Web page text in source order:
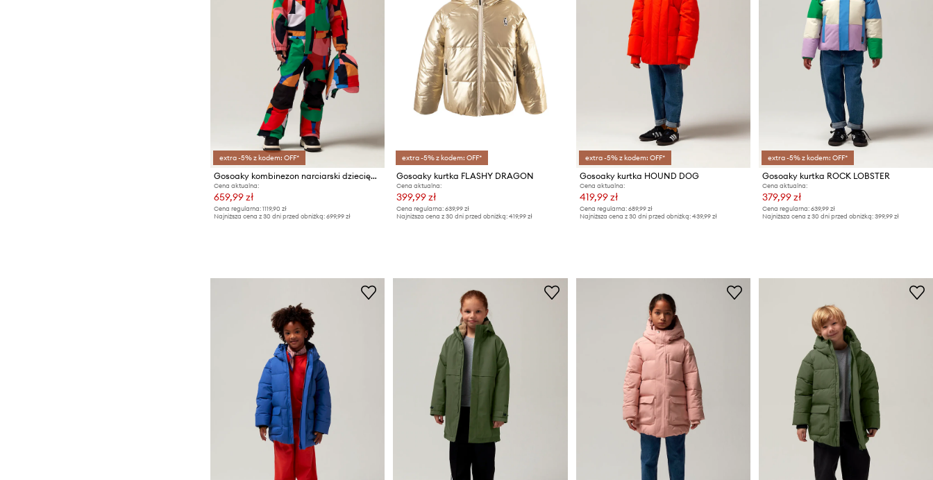
extra -5% z kodem: OFF*
Gosoaky kombinezon narciarski dziecięcy LAZY LAMA
Cena aktualna:
659,99 zł
Cena regularna: 1119,90 zł
Najniższa cena z 30 dni przed obniżką: 699,99 zł
extra -5% z kodem: OFF*
Gosoaky kurtka FLASHY DRAGON
Cena aktualna:
399,99 zł
Cena regularna: 639,99 zł
Najniższa cena z 30 dni przed obniżką: 419,99 zł
extra -5% z kodem: OFF*
Gosoaky kurtka HOUND DOG
Cena aktualna:
419,99 zł
Cena regularna: 689,99 zł
Najniższa cena z 30 dni przed obniżką: 439,99 zł
extra -5% z kodem: OFF*
Gosoaky kurtka ROCK LOBSTER
Cena aktualna:
379,99 zł
Cena regularna: 639,99 zł
Najniższa cena z 30 dni przed obniżką: 399,99 zł